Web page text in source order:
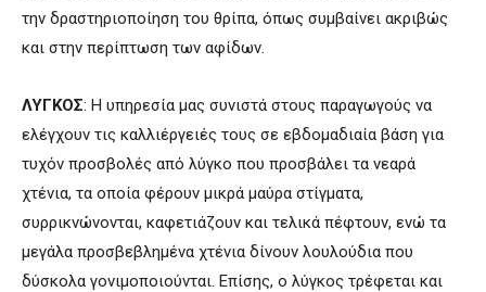
την δραστηριοποίηση του θρίπα, όπως συμβαίνει ακριβώς
και στην περίπτωση των αφίδων.
ΛΥΓΚΟΣ: Η υπηρεσία μας συνιστά στους παραγωγούς να
ελέγχουν τις καλλιέργειές τους σε εβδομαδιαία βάση για
τυχόν προσβολές από λύγκο που προσβάλει τα νεαρά
χτένια, τα οποία φέρουν μικρά μαύρα στίγματα,
συρρικνώνονται, καφετιάζουν και τελικά πέφτουν, ενώ τα
μεγάλα προσβεβλημένα χτένια δίνουν λουλούδια που
δύσκολα γονιμοποιούνται. Επίσης, ο λύγκος τρέφεται και